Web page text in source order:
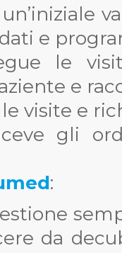
e
le
e
visite e
gli
:
da